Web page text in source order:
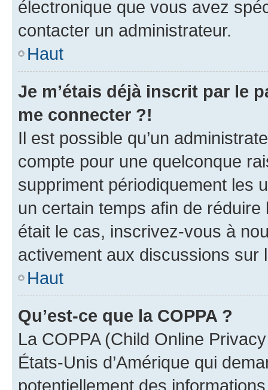
électronique que vous avez
contacter un administrateur.
Haut
Je m’étais déjà inscrit par le
me connecter ?!
Il est possible qu’un
compte pour une quelconque
suppriment périodiquement les
un certain temps afin de
était le cas, inscrivez-vous à
activement aux discussions sur
Haut
Qu’est-ce que la COPPA ?
La COPPA (Child Online
États-Unis d’Amérique qui
potentiellement des